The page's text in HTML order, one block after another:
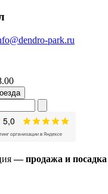
park.ru
— продажа и посадка